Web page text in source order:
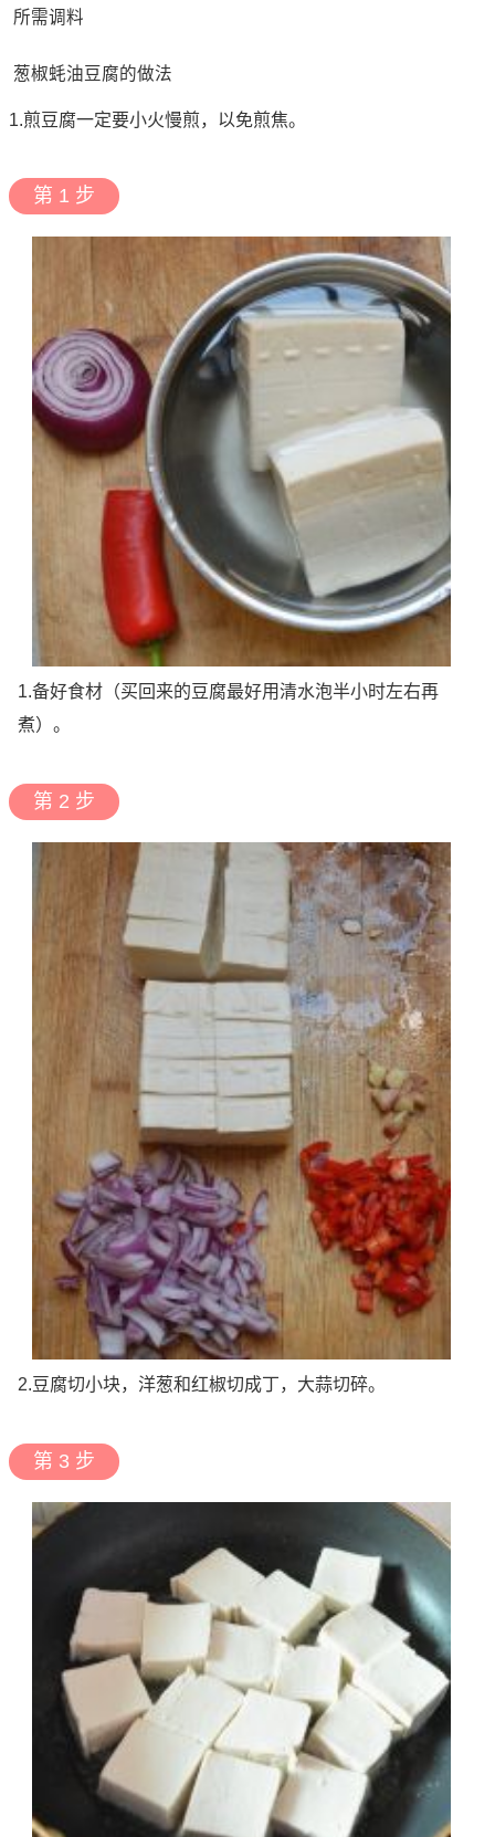
所需调料
葱椒蚝油豆腐的做法
1.煎豆腐一定要小火慢煎，以免煎焦。
第 1 步
1.备好食材（买回来的豆腐最好用清水泡半小时左右再
煮）。
第 2 步
2.豆腐切小块，洋葱和红椒切成丁，大蒜切碎。
第 3 步